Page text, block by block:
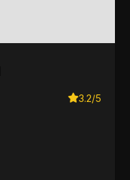
3.2/5